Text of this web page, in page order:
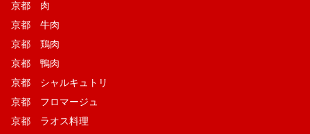
京都 肉
京都 牛肉
京都 鶏肉
京都 鴨肉
京都 シャルキュトリ
京都 フロマージュ
京都 ラオス料理